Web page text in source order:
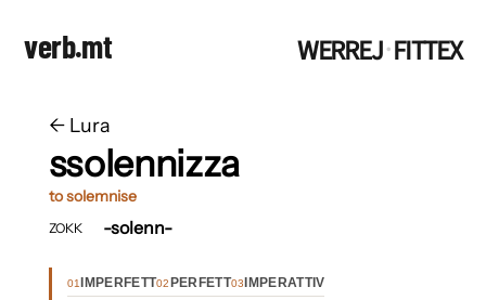
verb.mt WERREJ·FITTEX
← ​​Lura
ssolennizza
to solemnise
ZOKK -solenn-
01 IMPERFETT02 PERFETT03 IMPERATTIV